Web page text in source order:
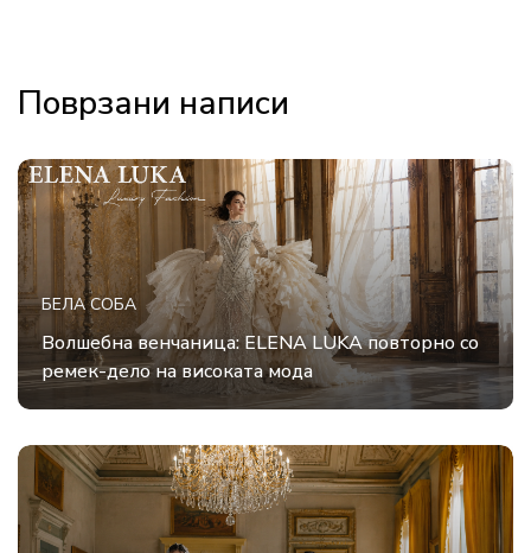
Поврзани написи
БЕЛА СОБА
Волшебна венчаница: ELENA LUKA повторно со
ремек-дело на високата мода